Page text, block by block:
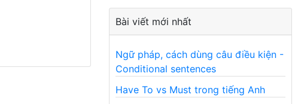
Bài viết mới nhất
Ngữ pháp, cách dùng câu điều kiện -
Conditional sentences
Have To vs Must trong tiếng Anh